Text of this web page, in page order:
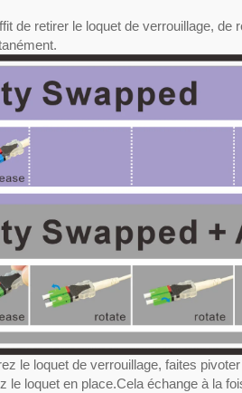
de retirer le loquet de verrouillage, de
le loquet de verrouillage, faites
loquet en place.Cela échange à la